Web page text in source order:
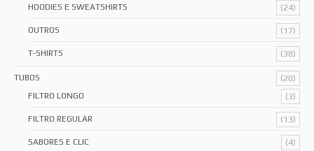
HOODIES E SWEATSHIRTS (24)
OUTROS (17)
T-SHIRTS (38)
TUBOS
(20)
FILTRO LONGO
(3)
FILTRO REGULAR (13)
SABORES E CLIC (4)